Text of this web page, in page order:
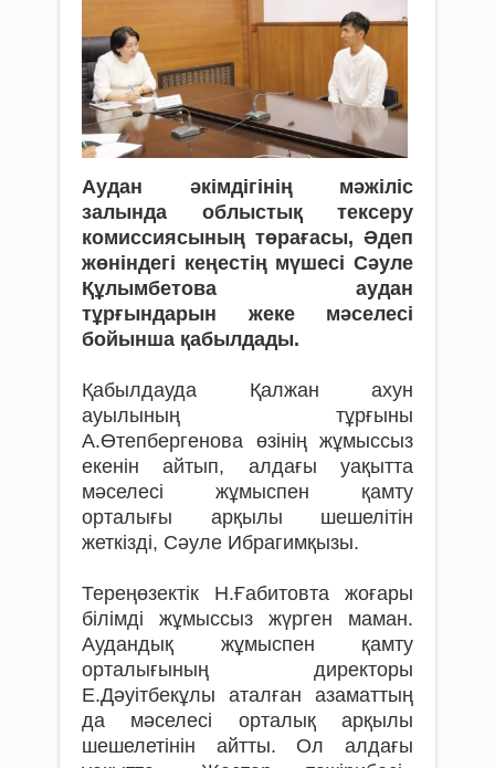
Аудан әкімдігінің мәжіліс
залында облыстық тексеру
комиссиясының төрағасы, Әдеп
жөніндегі кеңестің мүшесі Сәуле
Құлымбетова аудан
тұрғындарын жеке мәселесі
бойынша қабылдады.
Қабылдауда Қалжан ахун
ауылының тұрғыны
А.Өтепбергенова өзінің жұмыссыз
екенін айтып, алдағы уақытта
мәселесі жұмыспен қамту
орталығы арқылы шешелітін
жеткізді, Сәуле Ибрагимқызы.
Тереңөзектік Н.Ғабитовта жоғары
білімді жұмыссыз жүрген маман.
Аудандық жұмыспен қамту
орталығының директоры
Е.Дәуітбекұлы аталған азаматтың
да мәселесі орталық арқылы
шешелетінін айтты. Ол алдағы